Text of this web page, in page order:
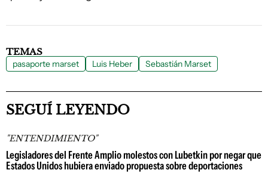
TEMAS
pasaporte marset Luis Heber Sebastián Marset
SEGUÍ LEYENDO
"ENTENDIMIENTO"
Legisladores del Frente Amplio molestos con Lubetkin por negar que
Estados Unidos hubiera enviado propuesta sobre deportaciones